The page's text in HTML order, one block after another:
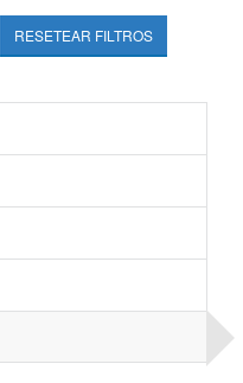
RESETEAR FILTROS